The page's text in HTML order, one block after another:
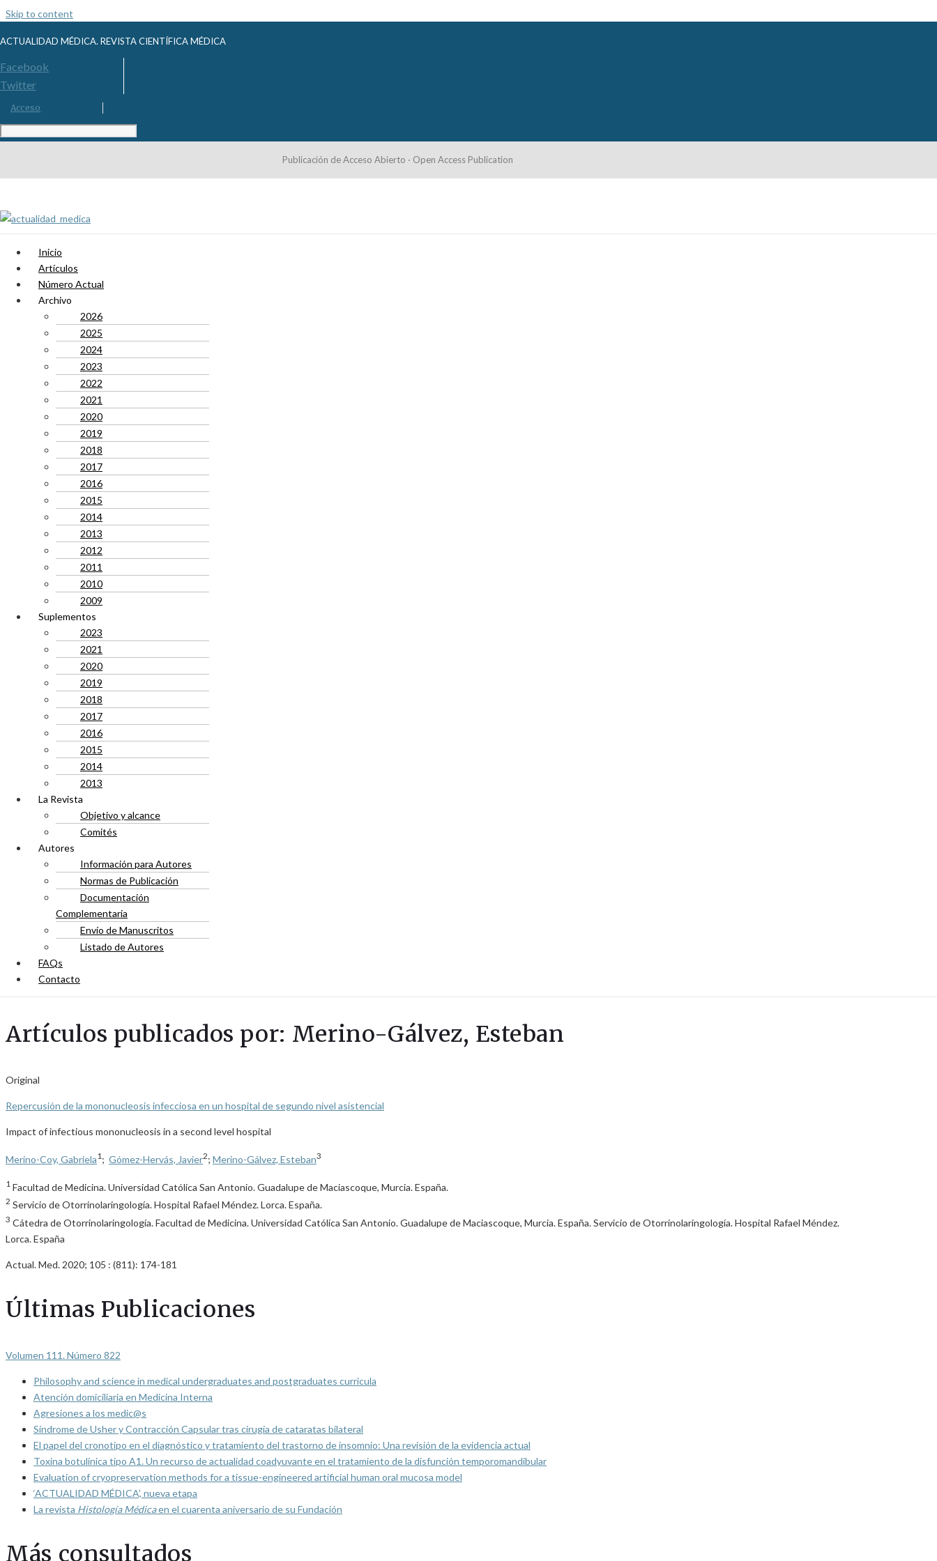
Skip to content
ACTUALIDAD MÉDICA. REVISTA CIENTÍFICA MÉDICA
Facebook
Twitter
Acceso
Publicación de Acceso Abierto · Open Access Publication
Inicio
Artículos
Número Actual
Archivo
2026
2025
2024
2023
2022
2021
2020
2019
2018
2017
2016
2015
2014
2013
2012
2011
2010
2009
Suplementos
2023
2021
2020
2019
2018
2017
2016
2015
2014
2013
La Revista
Objetivo y alcance
Comités
Autores
Información para Autores
Normas de Publicación
Documentación
Complementaria
Envío de Manuscritos
Listado de Autores
FAQs
Contacto
Artículos publicados por: Merino-Gálvez, Esteban
Original
Repercusión de la mononucleosis infecciosa en un hospital de segundo nivel asistencial
Impact of infectious mononucleosis in a second level hospital
Merino-Coy, Gabriela1 ; Gómez-Hervás, Javier2; Merino-Gálvez, Esteban3
1 Facultad de Medicina. Universidad Católica San Antonio. Guadalupe de Maciascoque, Murcia. España.
2 Servicio de Otorrinolaringología. Hospital Rafael Méndez. Lorca. España.
3 Cátedra de Otorrinolaringología. Facultad de Medicina. Universidad Católica San Antonio. Guadalupe de Maciascoque, Murcia. España. Servicio de Otorrinolaringología. Hospital Rafael Méndez.
Lorca. España
Actual. Med. 2020; 105 : (811): 174-181
Últimas Publicaciones
Volumen 111. Número 822
Philosophy and science in medical undergraduates and postgraduates curricula
Atención domiciliaria en Medicina Interna
Agresiones a los medic@s
Síndrome de Usher y Contracción Capsular tras cirugía de cataratas bilateral
El papel del cronotipo en el diagnóstico y tratamiento del trastorno de insomnio: Una revisión de la evidencia actual
Toxina botulínica tipo A1. Un recurso de actualidad coadyuvante en el tratamiento de la disfunción temporomandibular
Evaluation of cryopreservation methods for a tissue-engineered artificial human oral mucosa model
‘ACTUALIDAD MÉDICA’, nueva etapa
La revista Histología Médicaen el cuarenta aniversario de su Fundación
Más consultados